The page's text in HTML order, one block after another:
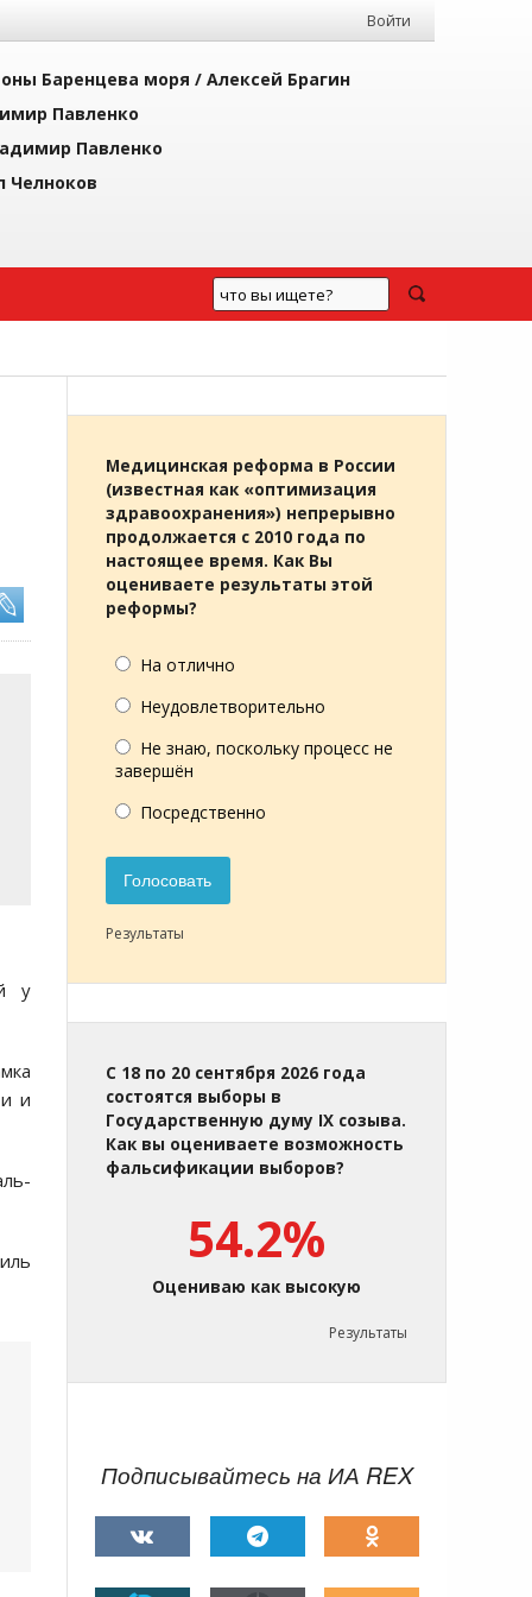
Войти
Баренцева моря / Алексей Брагин
Павленко
Павленко
Челноков
у
и
Медицинская реформа в России
(известная как «оптимизация
здравоохранения») непрерывно
продолжается с 2010 года по
настоящее время. Как Вы
оцениваете результаты этой
реформы?
На отлично
Неудовлетворительно
Не знаю, поскольку процесс не
завершён
Посредственно
Голосовать
Результаты
С 18 по 20 сентября 2026 года
состоятся выборы в
Государственную думу IX созыва.
Как вы оцениваете возможность
фальсификации выборов?
54.2%
Оцениваю как высокую
Результаты
Подписывайтесь на ИА REX